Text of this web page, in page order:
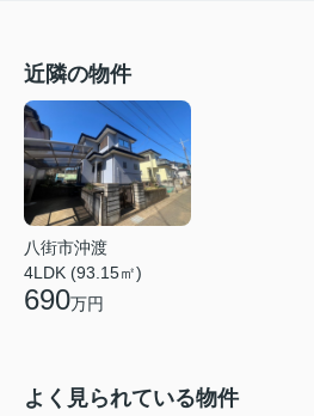
近隣の物件
八街市沖渡
4LDK (93.15㎡)
690万円
よく見られている物件